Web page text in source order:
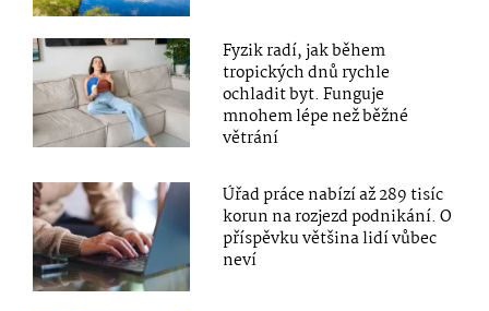
Fyzik radí, jak během
tropických dnů rychle
ochladit byt. Funguje
mnohem lépe než běžné
větrání
Úřad práce nabízí až 289 tisíc
korun na rozjezd podnikání. O
příspěvku většina lidí vůbec
neví